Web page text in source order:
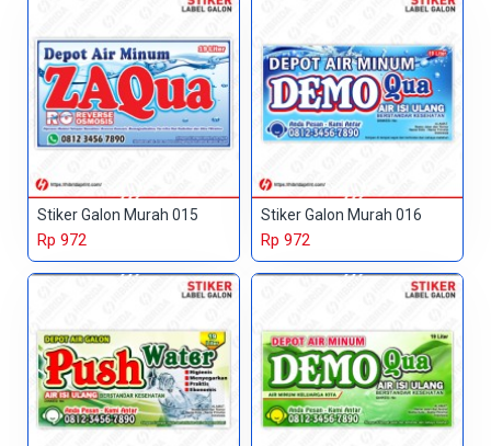
Stiker Galon Murah 015
Rp 972
Stiker Galon Murah 016
Rp 972